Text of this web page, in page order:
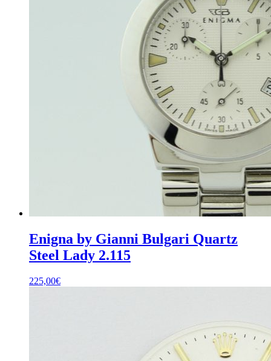
Enigna by Gianni Bulgari Quartz
Steel Lady 2.115
225,00€